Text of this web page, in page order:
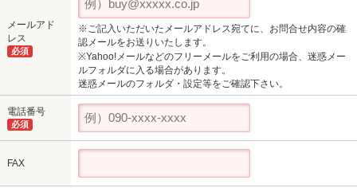
メールアド
レス
必須
※ご記入いただいたメールアドレス宛てに、お問合せ内容の確
認メールをお送りいたします。
※Yahoo!メールなどのフリーメールをご利用の場合、迷惑メー
ルフォルダに入る場合があります。
迷惑メールのフォルダ・設定等をご確認下さい。
電話番号
必須
FAX